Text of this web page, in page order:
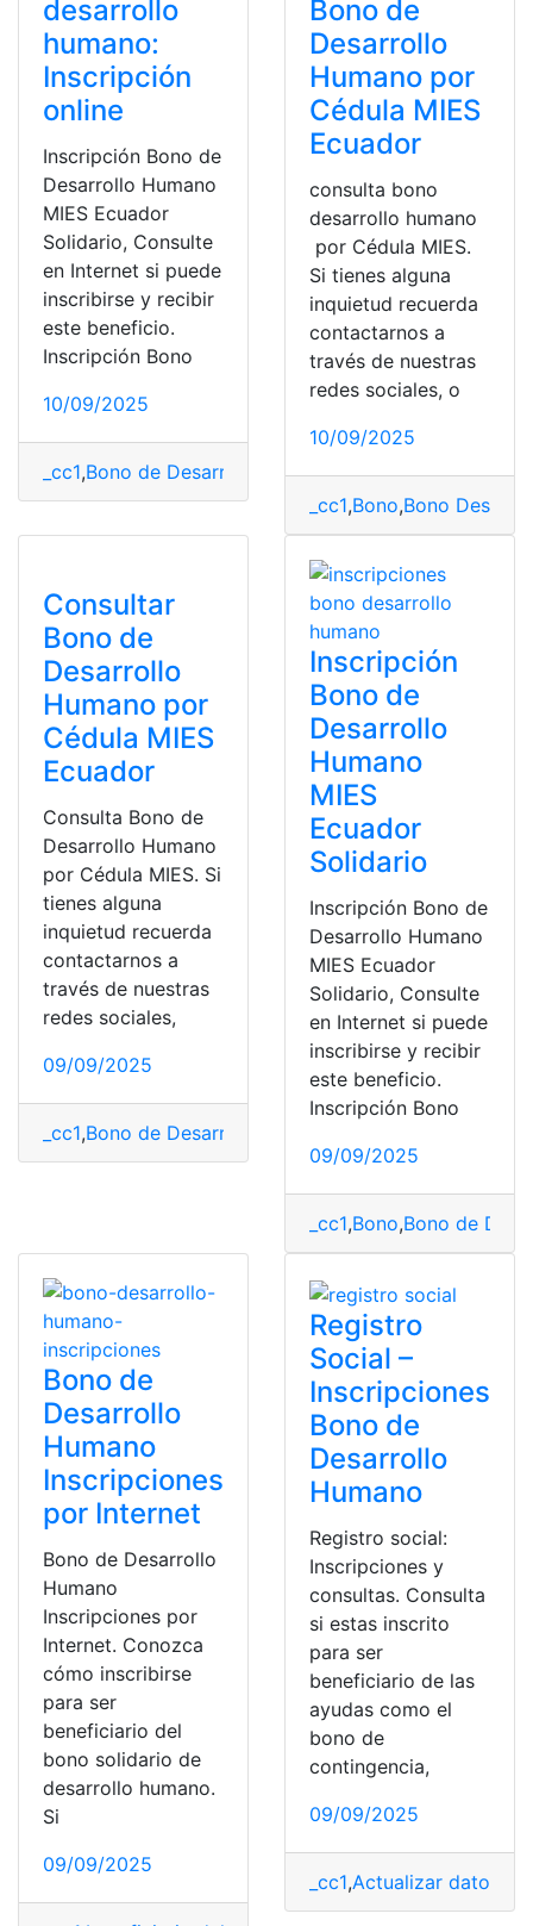
desarrollo
humano:
Inscripción
online
Inscripción Bono de
Desarrollo Humano
MIES Ecuador
Solidario, Consulte
en Internet si puede
inscribirse y recibir
este beneficio.
Inscripción Bono
10/09/2025
_cc1,Bono de Desarrollo Humano,consulta,Ecuador,
Bono de
Desarrollo
Humano por
Cédula MIES
Ecuador
consulta bono
desarrollo humano
por Cédula MIES.
Si tienes alguna
inquietud recuerda
contactarnos a
través de nuestras
redes sociales, o
10/09/2025
_cc1,Bono,Bono
Consultar
Bono de
Desarrollo
Humano por
Cédula MIES
Ecuador
Consulta Bono de
Desarrollo Humano
por Cédula MIES. Si
tienes alguna
inquietud recuerda
contactarnos a
través de nuestras
redes sociales,
09/09/2025
_cc1,Bono de Desarrollo Humano
Inscripción
Bono de
Desarrollo
Humano
MIES
Ecuador
Solidario
Inscripción Bono de
Desarrollo Humano
MIES Ecuador
Solidario, Consulte
en Internet si puede
inscribirse y recibir
este beneficio.
Inscripción Bono
09/09/2025
_cc1,Bono,Bono de
Bono de
Desarrollo
Humano
Inscripciones
por Internet
Bono de Desarrollo
Humano
Inscripciones por
Internet. Conozca
cómo inscribirse
para ser
beneficiario del
bono solidario de
desarrollo humano.
Si
09/09/2025
Registro
Social –
Inscripciones
Bono de
Desarrollo
Humano
Registro social:
Inscripciones y
consultas. Consulta
si estas inscrito
para ser
beneficiario de las
ayudas como el
bono de
contingencia,
09/09/2025
_cc1,Actualizar datos